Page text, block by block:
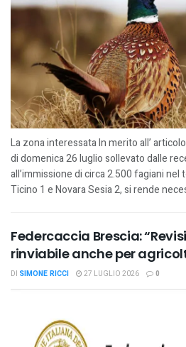
La zona interessata In merito all’
di domenica 26 luglio sollevato dalle
all’immissione di circa 2.500 fagiani nel
Ticino 1 e Novara Sesia 2, si rende
Federcaccia Brescia:
rinviabile anche per
DI SIMONE RICCI 27 LUGLIO 2026 0